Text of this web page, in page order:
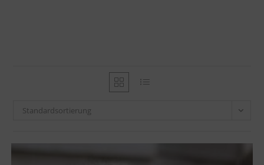
Standardsortierung